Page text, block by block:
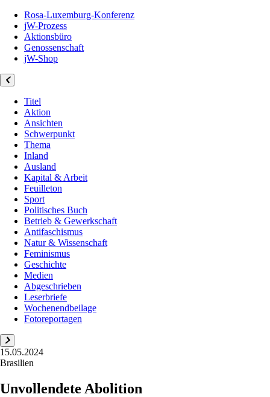
Rosa-Luxemburg-Konferenz
jW-Prozess
Aktionsbüro
Genossenschaft
jW-Shop
Titel
Aktion
Ansichten
Schwerpunkt
Thema
Inland
Ausland
Kapital & Arbeit
Feuilleton
Sport
Politisches Buch
Betrieb & Gewerkschaft
Antifaschismus
Natur & Wissenschaft
Feminismus
Geschichte
Medien
Abgeschrieben
Leserbriefe
Wochenendbeilage
Fotoreportagen
15.05.2024
Brasilien
Unvollendete Abolition